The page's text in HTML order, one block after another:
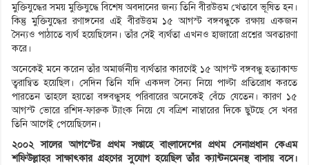
মুক্তিযুদ্ধের সময় মুক্তিযুদ্ধে বিশেষ অবদানের জন্য তিনি বীরউত্তম খেতাবে ভূষিত হন।
কিন্তু মুক্তিযুদ্ধের রণাঙ্গনের এই বীরউত্তম ১৫ আগস্ট বঙ্গবন্ধুকে রক্ষায় একজন
সৈন্যও পাঠাতে ব্যর্থ হয়েছিলেন। তাঁর সেই ব্যর্থতা এখনও হাজারো প্রশ্নের অবতারণা
করে।
অনেকেই মনে করেন তাঁর অমার্জনীয় ব্যর্থতার কারণেই ১৫ আগস্ট বঙ্গবন্ধু হত্যাকান্ড
ত্বরান্বিত হয়েছিল। সেদিন তিনি যদি একদল সৈন্য নিয়ে পাল্টা প্রতিরোধ করতে
পারতেন তাহলে হয়তো বঙ্গবন্ধুসহ পরিবারের অনেকেই বেঁচে যেতেন। কারণ ১৫
আগস্ট ভোরে রশিদ-ফারুক ট্যাংক নিয়ে যে বত্রিশ নাম্বারের দিকে ছুটছে সে খবর
তিনি আগেই পেয়েছিলেন।
২০০২ সালের আগস্টের প্রথম সপ্তাহে বাংলাদেশের প্রথম সেনাপ্রধান কেএম
শফিউল্লাহর সাক্ষাৎকার গ্রহণের সুযোগ হয়েছিল তাঁর ক্যান্টনমেনস্থ বাসায় বসে।